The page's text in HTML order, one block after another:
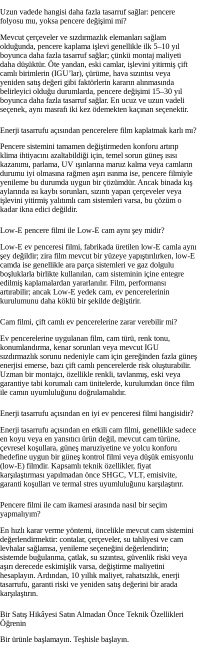
Uzun vadede hangisi daha fazla tasarruf sağlar: pencere
folyosu mu, yoksa pencere değişimi mi?
Mevcut çerçeveler ve sızdırmazlık elemanları sağlam
olduğunda, pencere kaplama işlevi genellikle ilk 5–10 yıl
boyunca daha fazla tasarruf sağlar; çünkü montaj maliyeti
daha düşüktür. Öte yandan, eski camlar, işlevini yitirmiş çift
camlı birimlerin (IGU’lar), çürüme, hava sızıntısı veya
yeniden satış değeri gibi faktörlerin kararın alınmasında
belirleyici olduğu durumlarda, pencere değişimi 15–30 yıl
boyunca daha fazla tasarruf sağlar. En ucuz ve uzun vadeli
seçenek, aynı masrafı iki kez ödemekten kaçınan seçenektir.
Enerji tasarrufu açısından pencerelere film kaplatmak karlı mı?
Pencere sistemini tamamen değiştirmeden konforu artırıp
klima ihtiyacını azaltabildiği için, temel sorun güneş ısısı
kazanımı, parlama, UV ışınlarına maruz kalma veya camların
durumu iyi olmasına rağmen aşırı ısınma ise, pencere filmiyle
yenileme bu durumda uygun bir çözümdür. Ancak binada kış
aylarında ısı kaybı sorunları, sızıntı yapan çerçeveler veya
işlevini yitirmiş yalıtımlı cam sistemleri varsa, bu çözüm o
kadar ikna edici değildir.
Low-E pencere filmi ile Low-E cam aynı şey midir?
Low-E ev penceresi filmi, fabrikada üretilen low-E camla aynı
şey değildir; zira film mevcut bir yüzeye yapıştırılırken, low-E
camda ise genellikle ara parça sistemleri ve gaz dolgulu
boşluklarla birlikte kullanılan, cam sisteminin içine entegre
edilmiş kaplamalardan yararlanılır. Film, performansı
artırabilir; ancak Low-E yedek cam, ev pencerelerinin
kurulumunu daha köklü bir şekilde değiştirir.
Cam filmi, çift camlı ev pencerelerine zarar verebilir mi?
Ev pencerelerine uygulanan film, cam türü, renk tonu,
konumlandırma, kenar sorunları veya mevcut IGU
sızdırmazlık sorunu nedeniyle cam için gereğinden fazla güneş
enerjisi emerse, bazı çift camlı pencerelerde risk oluşturabilir.
Uzman bir montajcı, özellikle renkli, tavlanmış, eski veya
garantiye tabi korumalı cam ünitelerde, kurulumdan önce film
ile camın uyumluluğunu doğrulamalıdır.
Enerji tasarrufu açısından en iyi ev penceresi filmi hangisidir?
Enerji tasarrufu açısından en etkili cam filmi, genellikle sadece
en koyu veya en yansıtıcı ürün değil, mevcut cam türüne,
çevresel koşullara, güneş maruziyetine ve yolcu konforu
hedefine uygun bir güneş kontrol filmi veya düşük emisyonlu
(low-E) filmdir. Kapsamlı teknik özellikler, fiyat
karşılaştırması yapılmadan önce SHGC, VLT, emisivite,
garanti koşulları ve termal stres uyumluluğunu karşılaştırır.
Pencere filmi ile cam ikamesi arasında nasıl bir seçim
yapmalıyım?
En hızlı karar verme yöntemi, öncelikle mevcut cam sistemini
değerlendirmektir: contalar, çerçeveler, su tahliyesi ve cam
levhalar sağlamsa, yenileme seçeneğini değerlendirin;
sistemde buğulanma, çatlak, su sızıntısı, güvenlik riski veya
aşırı derecede eskimişlik varsa, değiştirme maliyetini
hesaplayın. Ardından, 10 yıllık maliyet, rahatsızlık, enerji
tasarrufu, garanti riski ve yeniden satış değerini bir arada
karşılaştırın.
Bir Satış Hikâyesi Satın Almadan Önce Teknik Özellikleri
Öğrenin
Bir ürünle başlamayın. Teşhisle başlayın.